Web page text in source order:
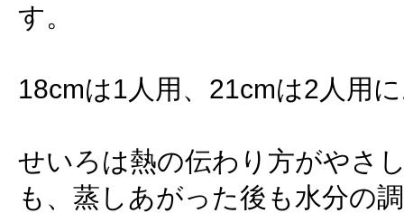
す。
18cmは1人用、21cmは2人用
せいろは熱の伝わり方がやさ
も、蒸しあがった後も水分の